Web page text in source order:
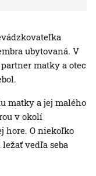
ubytovaná. V
matky a otec
matky a jej malého
v okolí
hore. O niekoľko
vedľa seba